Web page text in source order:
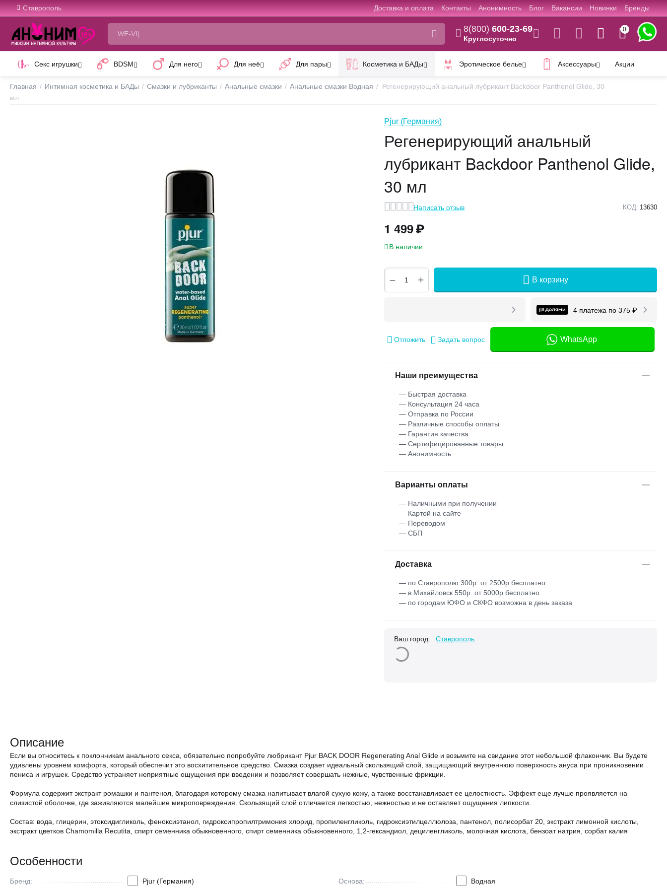
Ставрополь Доставка и оплата Контакты Анонимность Блог Вакансии Новинки Бренды
8(800) 600-23-69
Круглосуточно
0
Секс игрушки BDSM Для него Для неё Для пары Косметика и БАДы Эротическое белье Аксессуары Акции
Главная / Интимная косметика и БАДы / Смазки и лубриканты / Анальные смазки / Анальные смазки Водная / Регенерирующий анальный лубрикант Backdoor Panthenol Glide, 30
мл
Pjur (Германия)
Регенерирующий анальный
лубрикант Backdoor Panthenol Glide,
30 мл
Написать отзыв КОД: 13630
1 499₽
В наличии
+
− В корзину
4 платежа по 375₽
Отложить Задать вопрос WhatsApp
Наши преимущества
— Быстрая доставка
— Консультация 24 часа
— Отправка по России
— Различные способы оплаты
— Гарантия качества
— Сертифицированные товары
— Анонимность
Варианты оплаты
— Наличными при получении
— Картой на сайте
— Переводом
— СБП
Доставка
— по Ставрополю 300р. от 2500р бесплатно
— в Михайловск 550р. от 5000р бесплатно
— по городам ЮФО и СКФО возможна в день заказа
Ваш город: Ставрополь
Описание
Если вы относитесь к поклонникам анального секса, обязательно попробуйте любрикант Pjur BACK DOOR Regenerating Anal Glide и возьмите на свидание этот небольшой флакончик. Вы будете
удивлены уровнем комфорта, который обеспечит это восхитительное средство. Смазка создает идеальный скользящий слой, защищающий внутреннюю поверхность ануса при проникновении
пениса и игрушек. Средство устраняет неприятные ощущения при введении и позволяет совершать нежные, чувственные фрикции.
Формула содержит экстракт ромашки и пантенол, благодаря которому смазка напитывает влагой сухую кожу, а также восстанавливает ее целостность. Эффект еще лучше проявляется на
слизистой оболочке, где заживляются малейшие микроповреждения. Скользящий слой отличается легкостью, нежностью и не оставляет ощущения липкости.
Состав: вода, глицерин, этоксидигликоль, феноксиэтанол, гидроксипропилтримония хлорид, пропиленгликоль, гидроксиэтилцеллюлоза, пантенол, полисорбат 20, экстракт лимонной кислоты,
экстракт цветков Chamomilla Recutita, спирт семенника обыкновенного, спирт семенника обыкновенного, 1,2-гександиол, дециленгликоль, молочная кислота, бензоат натрия, сорбат калия
Особенности
Бренд: Pjur (Германия) Основа: Водная